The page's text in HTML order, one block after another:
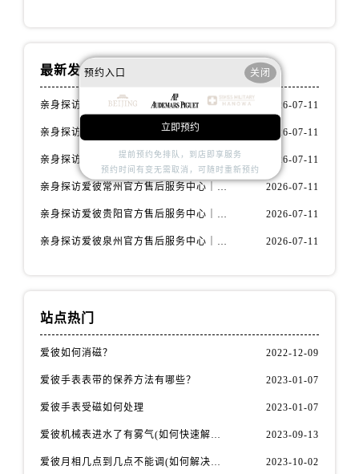
辽宁省阜新市海州区解放大街爱彼售后服务中心（需提前预约）
辽宁省沈阳市沈河区中街路137号亨得利名表维修授权店1楼爱彼售后服务中心（需提前预约）
辽宁省沈阳市沈河区中街路83号亨得利名表维修授权店1楼爱彼售后服务中心（需提前预约）
河北省保定市竞秀区朝阳北大街北国先天下爱彼售后服务中心（需提前预约）
最新发布
亲身探访爱彼天津官方售后服务中心｜全部地址与售后电话（2026年7月最新） 2026-07-11
2026-07-11
亲身探访爱彼重庆官方售后服务中心｜详细地址与售后电话（2026年7月最新） 2026-07-11
亲身探访爱彼常州官方售后服务中心｜热线与地址（2026年7月最新） 2026-07-11
亲身探访爱彼贵阳官方售后服务中心｜网点地址及热线（2026年7月最新） 2026-07-11
亲身探访爱彼泉州官方售后服务中心｜服务热线及具体地址（2026年7月最新） 2026-07-11
站点热门
爱彼如何消磁？ 2022-12-09
爱彼手表表带的保养方法有哪些？ 2023-01-07
爱彼手表受磁如何处理 2023-01-07
爱彼机械表进水了有雾气(如何快速解决问题) 2023-09-13
爱彼月相几点到几点不能调(如何解决问题) 2023-10-02
预约入口 关闭
立即预约
提前预约免排队，到店即享服务
预约时间有变无需取消，可随时重新预约